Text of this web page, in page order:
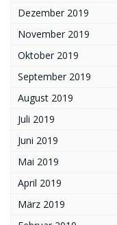
Dezember 2019
November 2019
Oktober 2019
September 2019
August 2019
Juli 2019
Juni 2019
Mai 2019
April 2019
März 2019